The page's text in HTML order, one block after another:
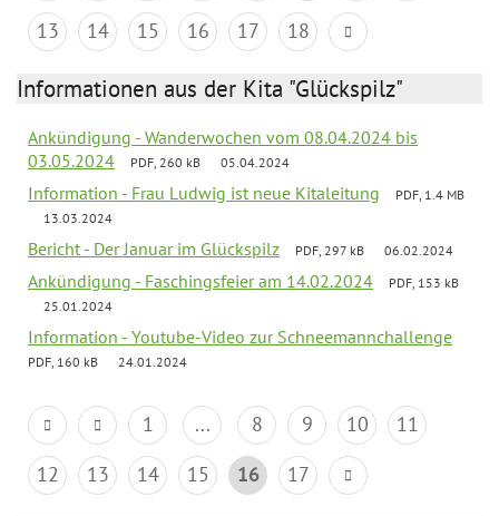
13
14 15 16 17 18
Informationen aus der Kita "Glückspilz"
Ankündigung - Wanderwochen vom 08.04.2024 bis
03.05.2024
PDF, 260 kB 05.04.2024
Information - Frau Ludwig ist neue Kitaleitung
PDF, 1.4 MB
13.03.2024
Bericht - Der Januar im Glückspilz PDF, 297 kB 06.02.2024
Ankündigung - Faschingsfeier am 14.02.2024
PDF, 153 kB
25.01.2024
Information - Youtube-Video zur Schneemannchallenge
PDF, 160 kB 24.01.2024
1 ... 8 9 10
11
12
13 14 15 16 17